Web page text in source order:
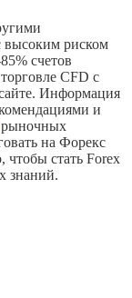
высоким риском
счетов
CFD с
Информация
и
на Форекс
стать Forex
знаний.